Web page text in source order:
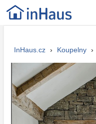
InHaus.cz › Koupelny ›